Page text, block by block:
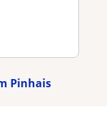
Pinhais